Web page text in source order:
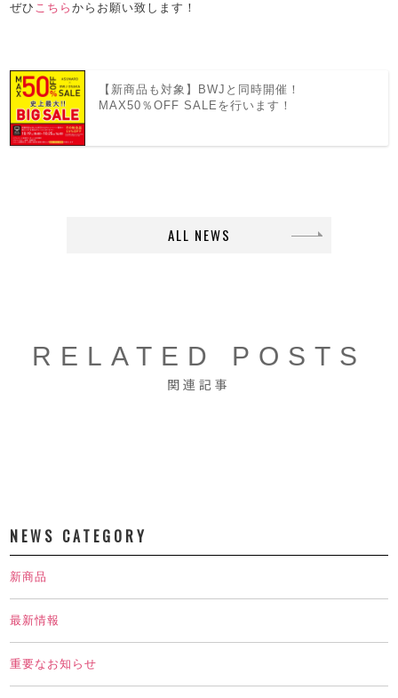
ぜひ こちらからお願い致します！
【新商品も対象】BWJと同時開催！
MAX50％OFF SALEを行います！
ALL NEWS
RELATED POSTS
関連記事
NEWS CATEGORY
新商品
最新情報
重要なお知らせ